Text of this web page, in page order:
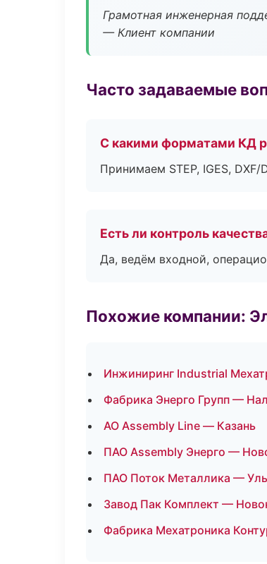
Грамотная инженерная
— Клиент компании
Часто задаваемые
С какими форматами КД
Принимаем STEP, IGES,
Есть ли контроль
Да, ведём входной,
Похожие компании:
Инжиниринг Industrial
Фабрика Энерго Групп —
АО Assembly Line — Казань
ПАО Assembly Энерго —
ПАО Поток Металлика —
Завод Пак Комплект —
Фабрика Мехатроника